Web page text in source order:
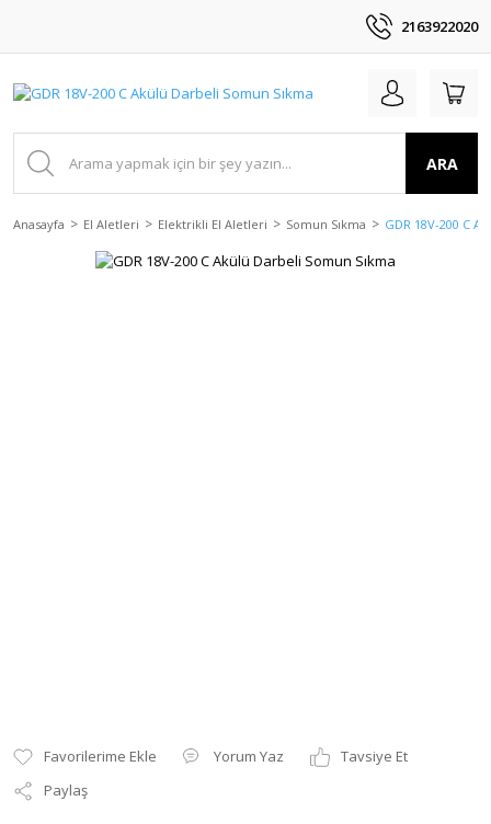
2163922020
ARA
Anasayfa El Aletleri Elektrikli El Aletleri Somun Sıkma GDR 18V-200 C
Yorum Yaz
Tavsiye Et
Paylaş